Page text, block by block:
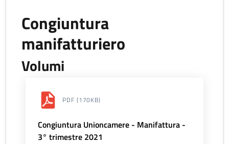
Congiuntura
manifatturiero
Volumi
PDF (170KB)
Congiuntura Unioncamere - Manifattura -
3° trimestre 2021